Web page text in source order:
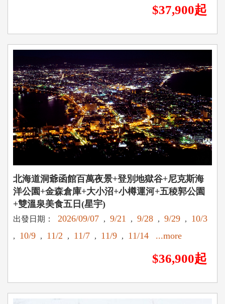
$37,900起
北海道洞爺函館百萬夜景+登別地獄谷+尼克斯海
洋公園+金森倉庫+大小沼+小樽運河+五稜郭公園
+雙溫泉美食五日(星宇)
出發日期： 2026/09/07 , 9/21 , 9/28 , 9/29 , 10/3
, 10/9 , 11/2 , 11/7 , 11/9 , 11/14 ...more
$36,900起